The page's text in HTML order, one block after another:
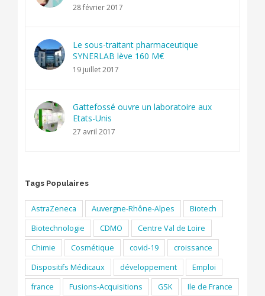
28 février 2017
Le sous-traitant pharmaceutique
SYNERLAB lève 160 M€
19 juillet 2017
Gattefossé ouvre un laboratoire aux
Etats-Unis
27 avril 2017
Tags Populaires
AstraZeneca Auvergne-Rhône-Alpes
Biotech
Biotechnologie
CDMO
Centre Val de Loire
Chimie
Cosmétique covid-19
croissance
Dispositifs Médicaux
développement
Emploi
france
Fusions-Acquisitions GSK
Ile de France